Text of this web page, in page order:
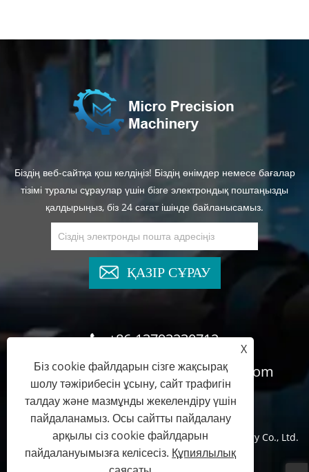
Біздің веб-сайтқа қош келдіңіз! Біздің өнімдер немесе бағалар
тізімі туралы сұраулар үшін бізге электрондық поштаңызды
қалдырыңыз, біз 24 сағат ішінде байланысамыз.
ҚАЗІР СҰРАУ
+86-13793230712
cyndee@wghydrauliccylinder.com
Copyright © 2024 Qingdao Micro Precision Machinery Co., Ltd.
Барлық құқықтар қорғалған.
X
Біз cookie файлдарын сізге жақсырақ
шолу тәжірибесін ұсыну, сайт трафигін
талдау және мазмұнды жекелендіру үшін
пайдаланамыз. Осы сайтты пайдалану
арқылы сіз cookie файлдарын
пайдалануымызға келісесіз. Құпиялылық